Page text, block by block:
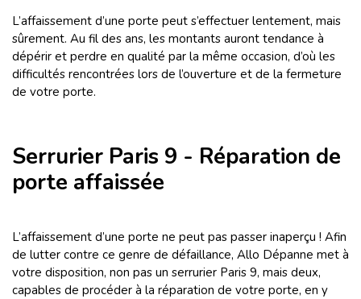
L’affaissement d’une porte peut s’effectuer lentement, mais
sûrement. Au fil des ans, les montants auront tendance à
dépérir et perdre en qualité par la même occasion, d’où les
difficultés rencontrées lors de l’ouverture et de la fermeture
de votre porte.
Serrurier Paris 9 - Réparation de
porte affaissée
L’affaissement d’une porte ne peut pas passer inaperçu ! Afin
de lutter contre ce genre de défaillance, Allo Dépanne met à
votre disposition, non pas un serrurier Paris 9, mais deux,
capables de procéder à la réparation de votre porte, en y